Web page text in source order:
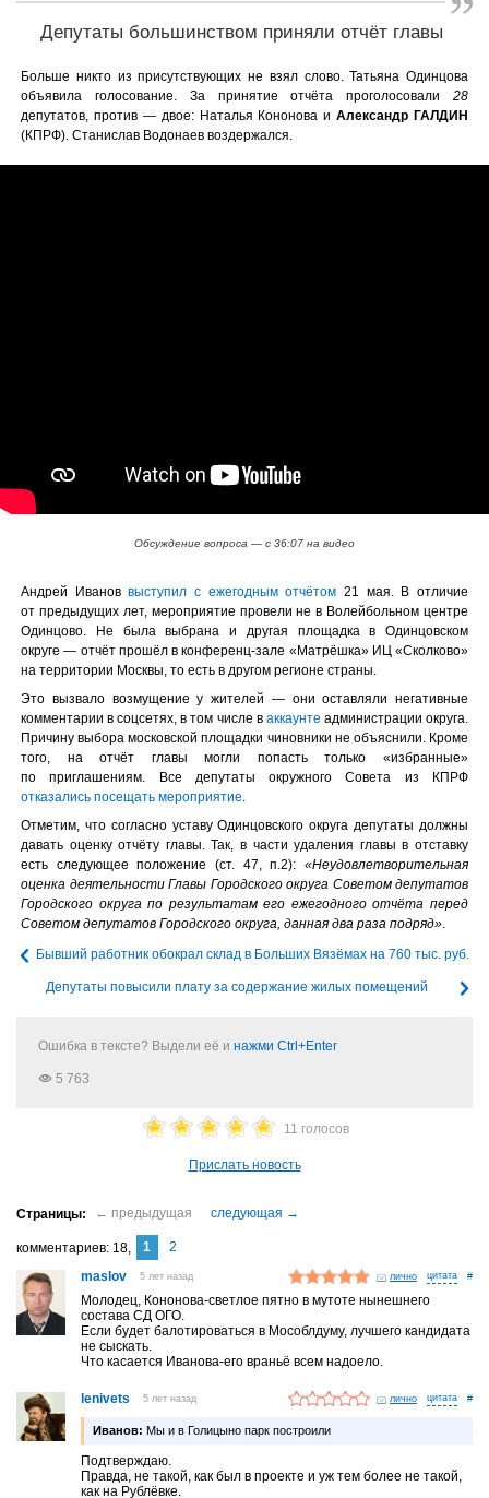
Депутаты большинством приняли отчёт главы
Больше никто из присутствующих не взял слово. Татьяна Одинцова
объявила голосование. За принятие отчёта проголосовали 28
депутатов, против — двое: Наталья Кононова иАлександр ГАЛДИН
(КПРФ). Станислав Водонаев воздержался.
Обсуждение вопроса — с 36:07 на видео
Андрей Ивановвыступил с ежегодным отчётом 21 мая. В отличие
от предыдущих лет, мероприятие провели не в Волейбольном центре
Одинцово. Не была выбрана и другая площадка в Одинцовском
округе — отчёт прошёл в конференц-зале «Матрёшка» ИЦ «Сколково»
на территории Москвы, то есть в другом регионе страны.
Это вызвало возмущение у жителей — они оставляли негативные
комментарии в соцсетях, в том числе в аккаунте администрации округа.
Причину выбора московской площадки чиновники не объяснили. Кроме
того, на отчёт главы могли попасть только «избранные»
по приглашениям. Все депутаты окружного Совета из КПРФ
отказались посещать мероприятие.
Отметим, что согласно уставу Одинцовского округа депутаты должны
давать оценку отчёту главы. Так, в части удаления главы в отставку
есть следующее положение (ст. 47, п.2): «Неудовлетворительная
оценка деятельности Главы Городского округа Советом депутатов
Городского округа по результатам его ежегодного отчёта перед
Советом депутатов Городского округа, данная два раза подряд».
Бывший работник обокрал склад в Больших Вязёмах на 760 тыс. руб.
Депутаты повысили плату за содержание жилых помещений
Ошибка в тексте? Выдели её и нажми Ctrl+Enter
5 763
11 голосов
Прислать новость
комментариев 18 1
2
maslov
5 лет назад лично #
Молодец, Кононова-светлое пятно в мутоте нынешнего
состава СД ОГО.
Если будет балотироваться в Мособлдуму, лучшего кандидата
не сыскать.
Что касается Иванова-его враньё всем надоело.
lenivets 5 лет назад лично #
Иванов: Мы и в Голицыно парк построили
Подтверждаю.
Правда, не такой, как был в проекте и уж тем более не такой,
как на Рублёвке.